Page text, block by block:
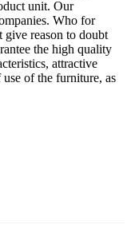
unit. Our
Who for
reason to doubt
the high quality
attractive
of the furniture, as